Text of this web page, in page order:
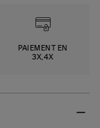
PAIEMENT EN
3X,4X